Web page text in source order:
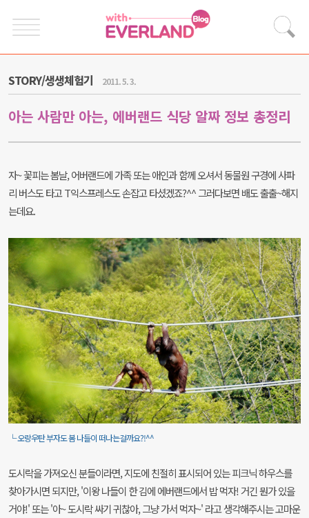
STORY/생생체험기 2011. 5. 3.
아는 사람만 아는, 에버랜드 식당 알짜 정보 총정리
자~ 꽃피는 봄날, 어버랜드에 가족 또는 애인과 함께 오셔서 동물원 구경에 사파
리 버스도 타고 T익스프레스도 손잡고 타셨겠죠?^^ 그러다보면 배도 출출~해지
는데요.
└ 오랑우탄 부자도 봄 나들이 떠나는걸까요?!^^
도시락을 가져오신 분들이라면, 지도에 친절히 표시되어 있는 피크닉 하우스를
찾아가시면 되지만, '이왕 나들이 한 김에 에버랜드에서 밥 먹자! 거긴 뭔가 있을
거야!' 또는 '아~ 도시락 싸기 귀찮아, 그냥 가서 먹자~' 라고 생각해주시는 고마운